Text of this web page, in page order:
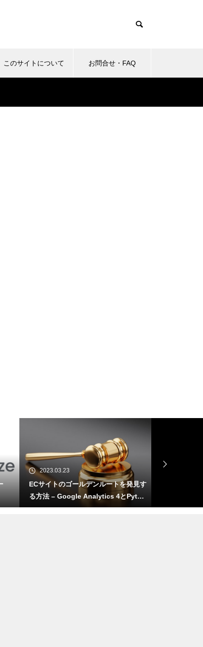
このサイトについて お問合せ・FAQ
2023.03.23
ECサイトのゴールデンルートを発見す
る方法 – Google Analytics 4とPytho
nを活用して（第2回）